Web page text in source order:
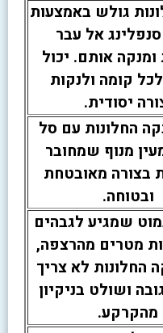
גולש באמצעות
אל עבר
ומנקה אותם. יכול
קומה ולנקות
יסודית.
החלונות עם סל
מנוף שמחובר
בצורה מאובטחת
ובטוחה.
שמגיע לגבהים
מטרים מהרצפה,
החלונות לא צריך
ושולט בניקיון
מהקרקע.